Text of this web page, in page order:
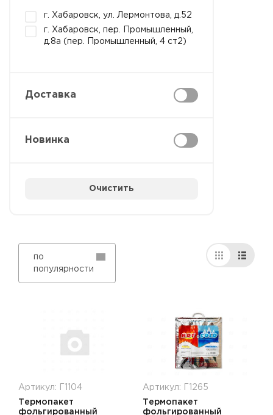
г. Хабаровск, ул. Лермонтова, д.52
г. Хабаровск, пер. Промышленный,
д.8а (пер. Промышленный, 4 ст2)
Доставка
Новинка
Очистить
по
популярности
Артикул: Г1104
Термопакет
фольгированный
Артикул: Г1265
Термопакет
фольгированный